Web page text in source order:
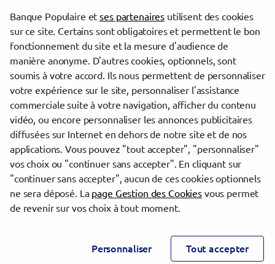
Les Ponts-de-Cé
Brissac Loire Aubance
Orée d'Anjou
Montrevault-sur-Èvre
Mauges-sur-Loire
Baugé-en-Anjou
Trouver une agence Banque Populaire
Maine-et-Loire
evermaps ©
Banque Populaire etses partenaires utilisent des cookies
sur ce site. Certains sont obligatoires et permettent le bon
fonctionnement du site et la mesure d'audience de
manière anonyme. D'autres cookies, optionnels, sont
soumis à votre accord. Ils nous permettent de personnaliser
votre expérience sur le site, personnaliser l'assistance
commerciale suite à votre navigation, afficher du contenu
vidéo, ou encore personnaliser les annonces publicitaires
diffusées sur Internet en dehors de notre site et de nos
applications. Vous pouvez "tout accepter", "personnaliser"
vos choix ou "continuer sans accepter". En cliquant sur
"continuer sans accepter", aucun de ces cookies optionnels
ne sera déposé. La page Gestion des Cookiesvous permet
de revenir sur vos choix à tout moment.
Personnaliser Tout accepter